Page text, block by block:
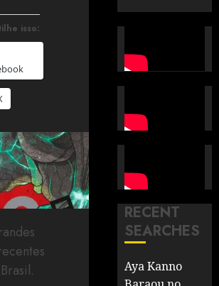
isso:
RECENT
SEARCHES
Aya Kanno